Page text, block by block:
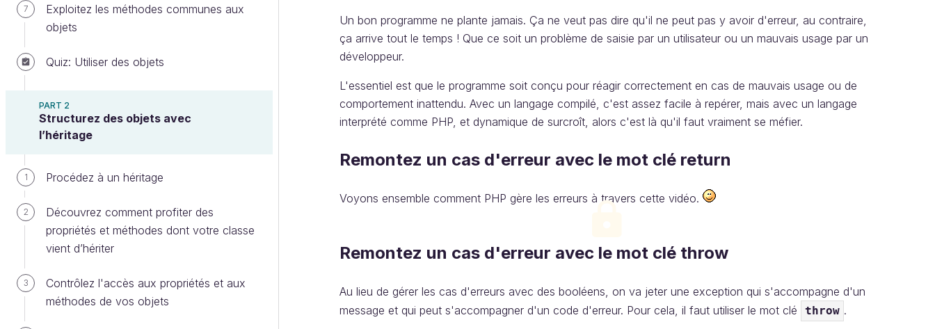
7
Exploitez les méthodes communes aux
objets
Quiz: Utiliser des objets
PART 2
Structurez des objets avec
l’héritage
1 Procédez à un héritage
2
Découvrez comment profiter des
propriétés et méthodes dont votre classe
vient d’hériter
3
Contrôlez l'accès aux propriétés et aux
méthodes de vos objets
Un bon programme ne plante jamais. Ça ne veut pas dire qu'il ne peut pas y avoir d'erreur, au contraire,
ça arrive tout le temps ! Que ce soit un problème de saisie par un utilisateur ou un mauvais usage par un
développeur.
L'essentiel est que le programme soit conçu pour réagir correctement en cas de mauvais usage ou de
comportement inattendu. Avec un langage compilé, c'est assez facile à repérer, mais avec un langage
interprété comme PHP, et dynamique de surcroît, alors c'est là qu'il faut vraiment se méfier.
Remontez un cas d'erreur avec le mot clé return
‌Voyons ensemble comment PHP gère les erreurs à travers cette vidéo.
‌Remontez un cas d'erreur avec le mot clé throw
Au lieu de gérer les cas d'erreurs avec des booléens, on va jeter une exception qui s'accompagne d'un
message et qui peut s'accompagner d'un code d'erreur. Pour cela, il faut utiliser le mot clé
throw .